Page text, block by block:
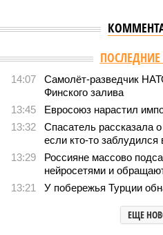
14:07
Самолёт-разведчик
Финского залива
13:45
Евросоюз нарастил
13:32
Спасатель рассказала
если кто-то заблудился
13:29
Россияне массово
нейросетями и
13:21
У побережья Турции
ЕЩЕ